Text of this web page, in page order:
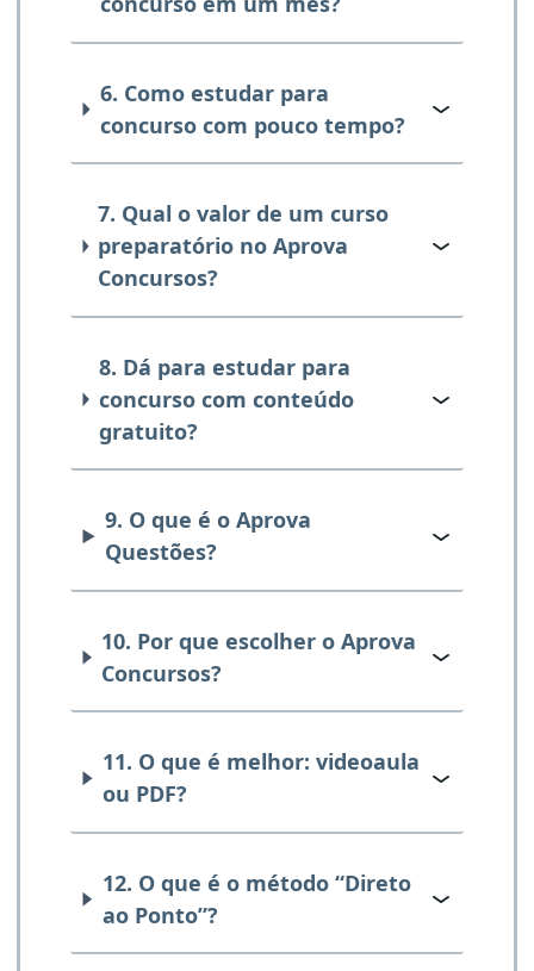
6. Como estudar para
concurso com pouco tempo?
7. Qual o valor de um curso
preparatório no Aprova
Concursos?
8. Dá para estudar para
concurso com conteúdo
gratuito?
9. O que é o Aprova
Questões?
10. Por que escolher o Aprova
Concursos?
11. O que é melhor: videoaula
ou PDF?
12. O que é o método “Direto
ao Ponto”?